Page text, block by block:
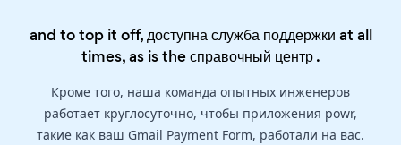
and to top it off, доступна служба поддержки at all
times, as is theсправочный центр.
Кроме того, наша команда опытных инженеров
работает круглосуточно, чтобы приложения powr,
такие как ваш Gmail Payment Form, работали на вас.